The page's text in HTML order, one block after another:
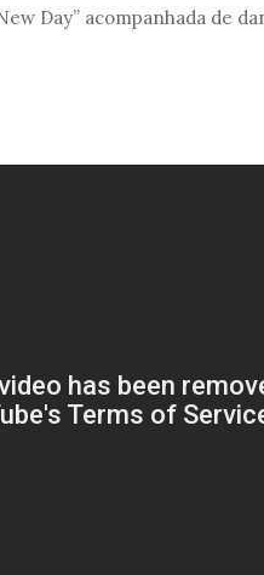
Day” acompanhada de